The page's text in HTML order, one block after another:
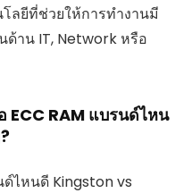
ลยีที่ช่วยให้การทำงานมี
ด้าน IT, Network หรือ
ECC RAM แบรนด์ไหน
ด์ไหนดี Kingston vs